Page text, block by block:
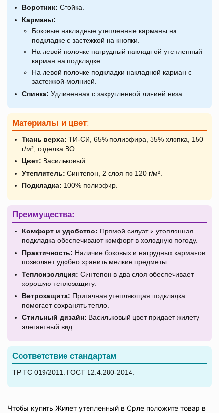
Воротник: Стойка.
Карманы:
Боковые накладные утепленные карманы на
подкладке с застежкой на кнопки.
На левой полочке нагрудный накладной утепленный
карман на подкладке.
На левой полочке подкладки накладной карман с
застежкой-молнией.
Спинка: Удлиненная с закругленной линией низа.
Материалы и цвет:
Ткань верха: ТИ-СИ, 65% полиэфира, 35% хлопка, 150
г/м², отделка ВО.
Цвет: Васильковый.
Утеплитель: Синтепон, 2 слоя по 120 г/м².
Подкладка: 100% полиэфир.
Преимущества:
Комфорт и удобство: Прямой силуэт и утепленная
подкладка обеспечивают комфорт в холодную погоду.
Практичность: Наличие боковых и нагрудных карманов
позволяет удобно хранить мелкие предметы.
Теплоизоляция: Синтепон в два слоя обеспечивает
хорошую теплозащиту.
Ветрозащита: Притачная утепляющая подкладка
помогает сохранять тепло.
Стильный дизайн: Васильковый цвет придает жилету
элегантный вид.
Соответствие стандартам
ТР ТС 019/2011. ГОСТ 12.4.280-2014.
Чтобы купить Жилет утепленный в Орле положите товар в